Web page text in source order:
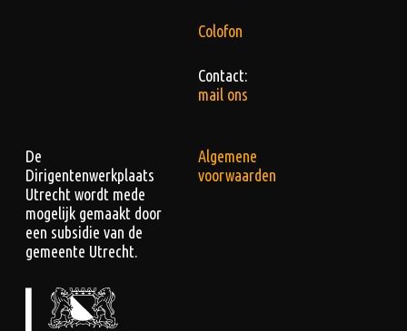
Colofon
Contact:
mail ons
De
Dirigentenwerkplaats
Utrecht wordt mede
mogelijk gemaakt door
een subsidie van de
gemeente Utrecht.
Algemene
voorwaarden